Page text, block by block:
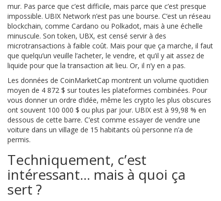
mur. Pas parce que c’est difficile, mais parce que c’est presque
impossible. UBIX Network n’est pas une bourse. C’est un réseau
blockchain, comme Cardano ou Polkadot, mais à une échelle
minuscule. Son token, UBX, est censé servir à des
microtransactions à faible coût. Mais pour que ça marche, il faut
que quelqu’un veuille l’acheter, le vendre, et qu’il y ait assez de
liquide pour que la transaction ait lieu. Or, il n’y en a pas.
Les données de CoinMarketCap montrent un volume quotidien
moyen de 4 872 $ sur toutes les plateformes combinées. Pour
vous donner un ordre d’idée, même les crypto les plus obscures
ont souvent 100 000 $ ou plus par jour. UBIX est à 99,98 % en
dessous de cette barre. C’est comme essayer de vendre une
voiture dans un village de 15 habitants où personne n’a de
permis.
Techniquement, c’est
intéressant… mais à quoi ça
sert ?